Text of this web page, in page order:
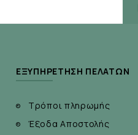
ΕΞΥΠΗΡΈΤΗΣΗ ΠΕΛΑΤΏΝ
Τρόποι πληρωμής
Έξοδα Αποστολής